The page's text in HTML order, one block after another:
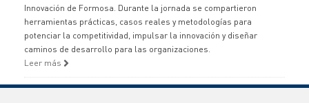
Innovación de Formosa. Durante la jornada se compartieron
herramientas prácticas, casos reales y metodologías para
potenciar la competitividad, impulsar la innovación y diseñar
caminos de desarrollo para las organizaciones.
Leer más